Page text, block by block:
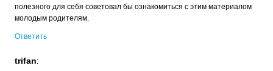
полезного для себя советовал бы ознакомиться с этим материалом
молодым родителям.
Ответить
trifan: